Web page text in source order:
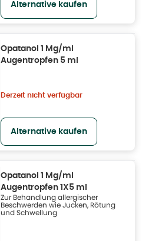
Alternative kaufen
Opatanol 1 Mg/ml
Augentropfen 5 ml
Derzeit nicht verfügbar
Alternative kaufen
Opatanol 1 Mg/ml
Augentropfen 1X5 ml
Zur Behandlung allergischer
Beschwerden wie Jucken, Rötung
und Schwellung